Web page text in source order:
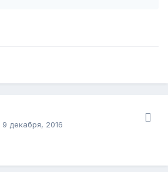
9 декабря, 2016